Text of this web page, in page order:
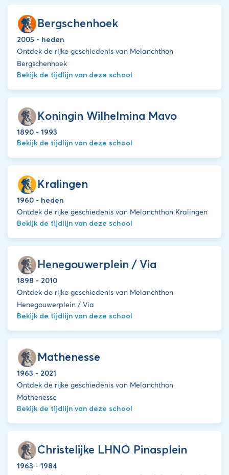
Bergschenhoek
2005 - heden
Ontdek de rijke geschiedenis van Melanchthon
Bergschenhoek
Bekijk de tijdlijn van deze school
Koningin Wilhelmina Mavo
1890 - 1993
Bekijk de tijdlijn van deze school
Kralingen
1960 - heden
Ontdek de rijke geschiedenis van Melanchthon Kralingen
Bekijk de tijdlijn van deze school
Henegouwerplein / Via
1898 - 2010
Ontdek de rijke geschiedenis van Melanchthon
Henegouwerplein / Via
Bekijk de tijdlijn van deze school
Mathenesse
1963 - 2021
Ontdek de rijke geschiedenis van Melanchthon
Mathenesse
Bekijk de tijdlijn van deze school
Christelijke LHNO Pinasplein
1963 - 1984